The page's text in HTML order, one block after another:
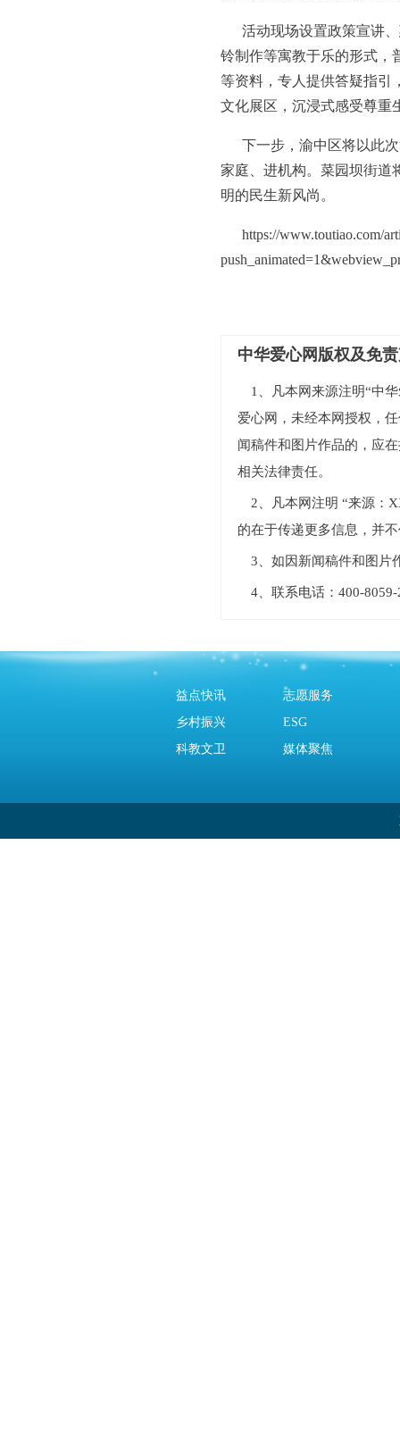
活动现场设置政策宣讲
铃制作等寓教于乐的形式，
等资料，专人提供答疑指引
文化展区，沉浸式感受尊重
下一步，渝中区将以此
家庭、进机构。菜园坝街道
明的民生新风尚。
https://www.toutiao.com/
中华爱心网版权及免
1、凡本网来源注明“中
爱心网，未经本网授权，
闻稿件和图片作品的，应
相关法律责任。
2、凡本网注明 “来源：
的在于传递更多信息，并
3、如因新闻稿件和图片
4、联系电话：400-
益点快讯
志愿服务
乡村振兴
ESG
科教文卫
媒体聚焦